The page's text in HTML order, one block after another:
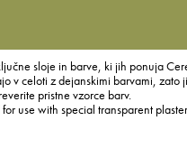
sloje in barve, ki jih ponuja
v celoti z dejanskimi barvami, zato
pristne vzorce barv.
use with special transparent